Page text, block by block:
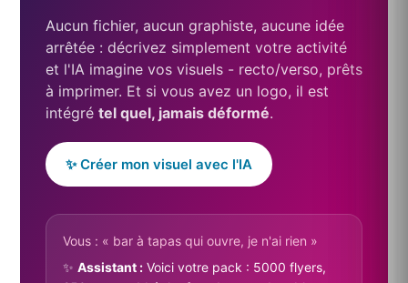
Aucun fichier, aucun graphiste, aucune idée
arrêtée : décrivez simplement votre activité
et l'IA imagine vos visuels - recto/verso, prêts
à imprimer. Et si vous avez un logo, il est
intégré tel quel, jamais déformé.
✨ Créer mon visuel avec l'IA
Vous : « bar à tapas qui ouvre, je n'ai rien »
✨ Assistant : Voici votre pack : 5000 flyers,